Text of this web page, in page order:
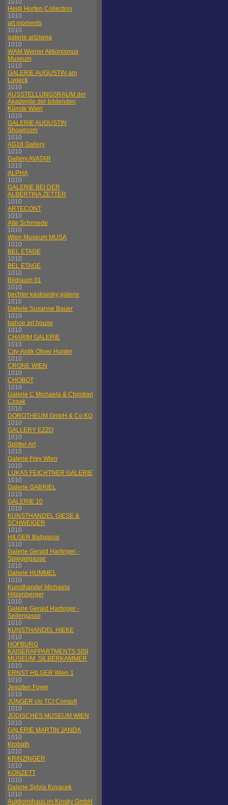
1010
Heidi Horten Collection
1010
art moments
1010
galerie artziwna
1010
WAM Wiener Aktionismus
Museum
1010
GALERIE AUGUSTIN am
Lugeck
1010
AUSSTELLUNGSRAUM der
Akademie der bildenden
Künste Wien
1010
GALERIE AUGUSTIN
Showroom
1010
AG18 Gallery
1010
Gallery AVATAR
1010
ALPHA
1010
GALERIE BEI DER
ALBERTINA ZETTER
1010
ARTECONT
1010
Alte Schmiede
1010
Wien Museum MUSA
1010
BEL ETAGE
1010
BEL ETAGE
1010
Bildraum 01
1010
bechter kastowsky galerie
1010
Galerie Susanne Bauer
1010
bahoe art house
1010
CHARIM GALERIE
1010
City-Antik Oliver Hunter
1010
CRONE WIEN
1010
CHOBOT
1010
Galerie C Michaela & Christian
Czaak
1010
DOROTHEUM GmbH & Co KG
1010
GALLERY EZZO
1010
Splitter Art
1010
Galerie Frey Wien
1010
LUKAS FEICHTNER GALERIE
1010
Galerie GABRIEL
1010
GALERIE 10
1010
KUNSTHANDEL GIESE &
SCHWEIGER
1010
HILGER Ballgasse
1010
Galerie Gerald Hartinger -
Spiegelgasse
1010
Galerie HUMMEL
1010
Kunsthandel Michaela
Hitzenberger
1010
Galerie Gerald Hartinger -
Seilergasse
1010
KUNSTHANDEL HIEKE
1010
HOFBURG
KAISERAPPARTMENTS SISI
MUSEUM, SILBERKAMMER
1010
ERNST HILGER Wien 1
1010
Jesuiten Foyer
1010
JÜNGER c/o TCI Consult
1010
JÜDISCHES MUSEUM WIEN
1010
GALERIE MARTIN JANDA
1010
Krobath
1010
KRINZINGER
1010
KONZETT
1010
Galerie Sylvia Kovacek
1010
Auktionshaus im Kinsky GmbH